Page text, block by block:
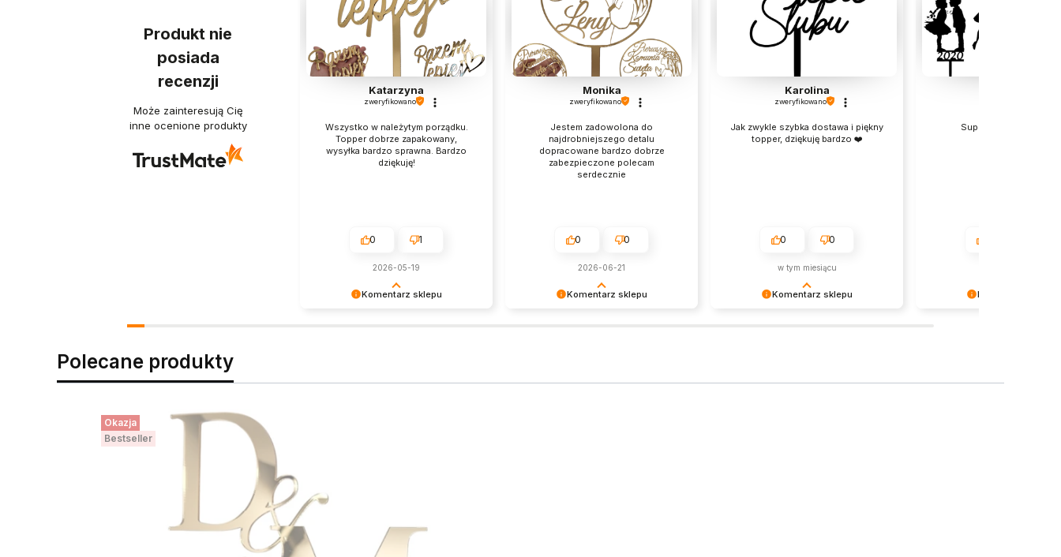
Produkt nie
posiada
recenzji
Może zainteresują Cię
inne ocenione produkty
Komentarz sklepu
Katarzyna
zweryfikowano
Wszystko w należytym porządku.
Topper dobrze zapakowany,
wysyłka bardzo sprawna. Bardzo
dziękuję!
0 1
2026-05-19
Komentarz sklepu
Monika
zweryfikowano
Jestem zadowolona do
najdrobniejszego detalu
dopracowane bardzo dobrze
zabezpieczone polecam
serdecznie
0 0
2026-06-21
Komentarz sklepu
Karolina
zweryfikowano
Jak zwykle szybka dostawa i piękny
topper, dziękuję bardzo ❤️
0 0
w tym miesiącu
Komentarz sklepu
Super , szybka
Polecane produkty
Okazja
Bestseller